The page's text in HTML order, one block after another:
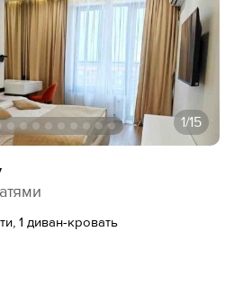
1/15
1 диван-кровать